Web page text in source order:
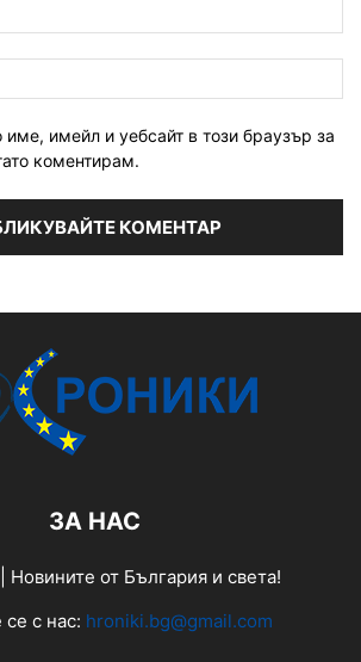
имейл и уебсайт в този браузър за
коментирам.
ЗА НАС
Новините от България и света!
с нас: hroniki.bg@gmail.com